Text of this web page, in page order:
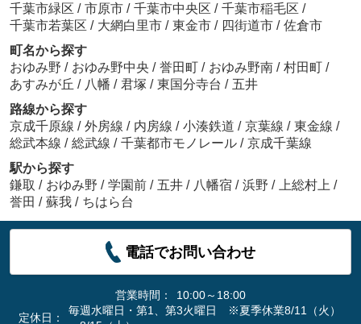
千葉市緑区 / 市原市 / 千葉市中央区 / 千葉市稲毛区 /
千葉市若葉区 / 大網白里市 / 東金市 / 四街道市 / 佐倉市
町名から探す
おゆみ野 / おゆみ野中央 / 誉田町 / おゆみ野南 / 村田町 /
あすみが丘 / 八幡 / 君塚 / 東国分寺台 / 五井
路線から探す
京成千原線 / 外房線 / 内房線 / 小湊鉄道 / 京葉線 / 東金線 /
総武本線 / 総武線 / 千葉都市モノレール / 京成千葉線
駅から探す
鎌取 / おゆみ野 / 学園前 / 五井 / 八幡宿 / 浜野 / 上総村上 /
誉田 / 蘇我 / ちはら台
電話でお問い合わせ
営業時間：
10:00～18:00
定休日：
毎週水曜日・第1、第3火曜日 ※夏季休業8/11（火）